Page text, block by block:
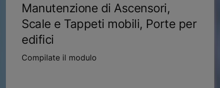
Manutenzione di Ascensori,
Scale e Tappeti mobili, Porte per
edifici
Compilate il modulo